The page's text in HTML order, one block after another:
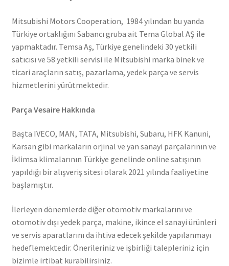
Mitsubishi Motors Cooperation, 1984 yılından bu yanda
Türkiye ortaklığını Sabancı gruba ait Tema Global AŞ ile
yapmaktadır. Temsa Aş, Türkiye genelindeki 30 yetkili
satıcısı ve 58 yetkili servisi ile Mitsubishi marka binek ve
ticari araçların satış, pazarlama, yedek parça ve servis
hizmetlerini yürütmektedir.
Parça Vesaire Hakkında
Başta IVECO, MAN, TATA, Mitsubishi, Subaru, HFK Kanuni,
Karsan gibi markaların orjinal ve yan sanayi parçalarının ve
İklimsa klimalarının Türkiye genelinde online satışının
yapıldığı bir alışveriş sitesi olarak 2021 yılında faaliyetine
başlamıştır.
İlerleyen dönemlerde diğer otomotiv markalarını ve
otomotiv dışı yedek parça, makine, ikince el sanayi ürünleri
ve servis aparatlarını da ihtiva edecek şekilde yapılanmayı
hedeflemektedir. Önerileriniz ve işbirliği talepleriniz için
bizimle irtibat kurabilirsiniz.